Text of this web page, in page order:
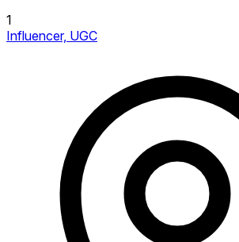
1
Influencer, UGC